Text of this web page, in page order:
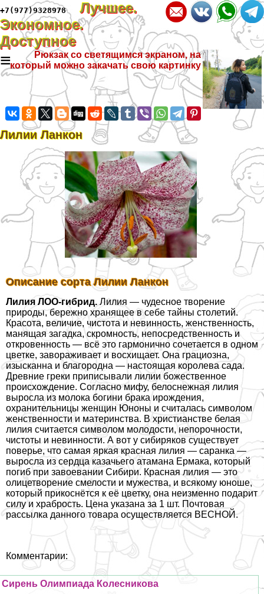
+7(977)9328978
Лучшее.
Экономное.
Доступное
≡
Рюкзак со светящимся экраном, на
который можно закачать свою картинку
Лилии Ланкон
Описание сорта Лилии Ланкон
Лилия ЛОО-гибрид.Лилия — чудесное творение
природы, бережно хранящее в себе тайны столетий.
Красота, величие, чистота и невинность, женственность,
манящая загадка, скромность, непосредственность и
откровенность — всё это гармонично сочетается в одном
цветке, завораживает и восхищает. Она грациозна,
изысканна и благородна — настоящая королева сада.
Древние греки приписывали лилии божественное
происхождение. Согласно мифу, белоснежная лилия
выросла из молока богини бpaка ирождения,
охранительницы женщин Юноны и считалась символом
женственности и материнства. В христианстве белая
лилия считается символом молодости, непорочности,
чистоты и невинности. А вот у сибиряков существует
поверье, что самая яркая красная лилия — саранка —
выросла из сердца казачьего атамана Ермака, который
погиб при завоевании Сибири. Красная лилия — это
олицетворение смелости и мужества, и всякому юноше,
который прикоснётся к её цветку, она неизменно подарит
силу и храбрость. Цена указана за 1 шт. Почтовая
рассылка данного товара осуществляется ВЕСНОЙ.
Комментарии:
Сирень Олимпиада Колесникова